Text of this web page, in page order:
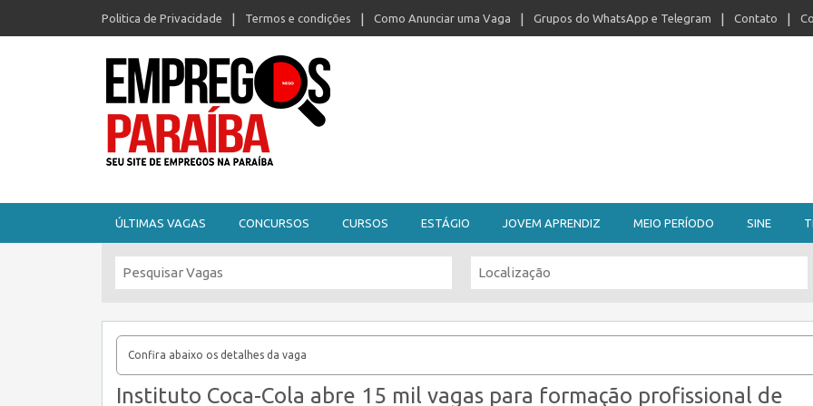
Politica de Privacidade Termos e condições Como Anunciar uma Vaga Grupos do WhatsApp e Telegram Contato
ÚLTIMAS VAGAS CONCURSOS CURSOS ESTÁGIO JOVEM APRENDIZ MEIO PERÍODO SINE
Confira abaixo os detalhes da vaga
Instituto Coca-Cola abre 15 mil vagas para formação profissional de